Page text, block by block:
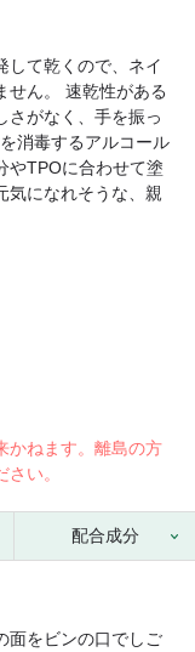
して乾くので、ネイ
せん。 速乾性がある
さがなく、手を振っ
消毒するアルコール
やTPOに合わせて塗
気になれそうな、親
かねます。離島の方
い。
配合成分
面をビンの口でしご